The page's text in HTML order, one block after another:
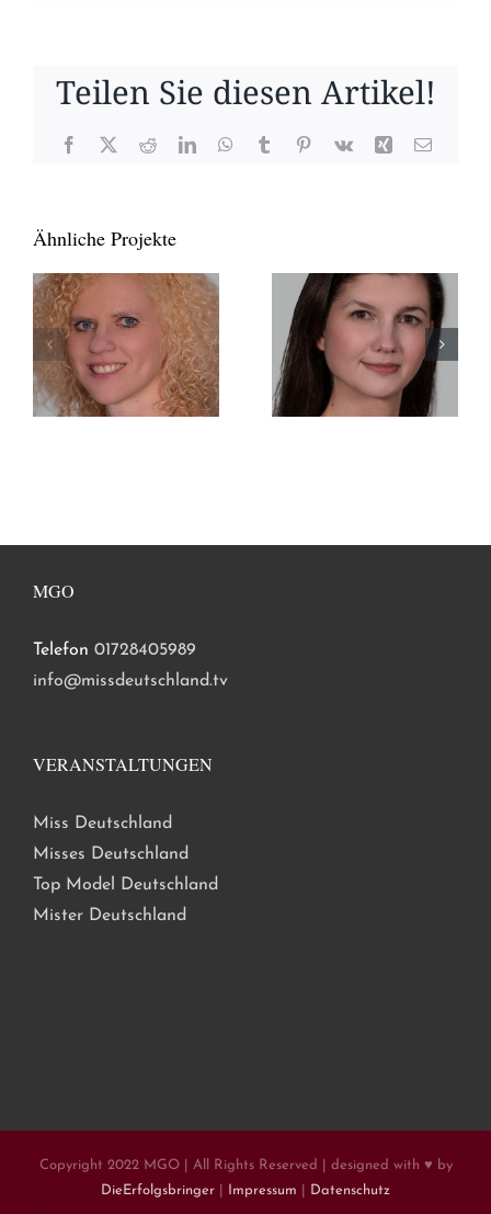
Teilen Sie diesen Artikel!
Facebook
X RedditLinkedInWhatsApp
TumblrPinterest
Vk Xing E-
Ähnliche Projekte
MGO
Telefon 01728405989
info@missdeutschland.tv
VERANSTALTUNGEN
Miss Deutschland
Misses Deutschland
Top Model Deutschland
Mister Deutschland
Copyright 2022 MGO | All Rights Reserved | designed with ♥ by
DieErfolgsbringer
Impressum Datenschutz